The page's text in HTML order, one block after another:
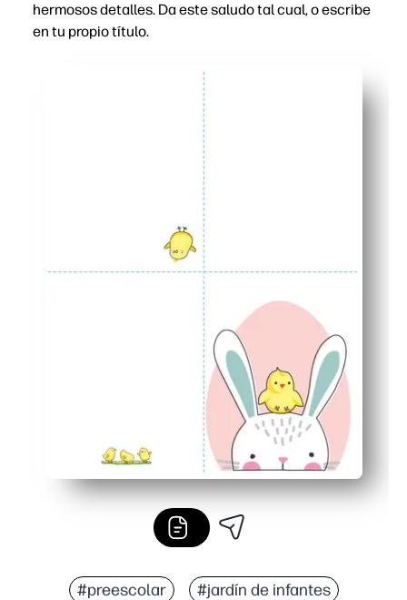
hermosos detalles. Da este saludo tal cual, o escribe
en tu propio título.
Imprenta y listo para llevar: solo tienes que cortar,
El sobre a juego mantiene todo coordinado y listo para
Un área de título en blanco le permite personalizar
Una embarcación rápida y sin complicaciones que
#preescolar #jardín de infantes